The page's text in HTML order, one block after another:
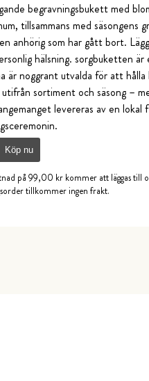
begravningsbukett med
tillsammans med säsongens
anhörig som har gått bort.
hälsning. sorgbuketten
är noggrant utvalda för att
sortiment och säsong –
levereras av en
Köp nu
på 99,00 kr kommer att läggas till
tillkommer ingen frakt.